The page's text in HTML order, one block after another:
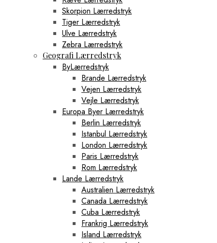
Skorpion Lærredstryk
Tiger Lærredstryk
Ulve Lærredstryk
Zebra Lærredstryk
Geografi Lærredstryk
ByLærredstryk
Brande Lærredstryk
Vejen Lærredstryk
Vejle Lærredstryk
Europa Byer Lærredstryk
Berlin Lærredstryk
Istanbul Lærredstryk
London Lærredstryk
Paris Lærredstryk
Rom Lærredstryk
Lande Lærredstryk
Australien Lærredstryk
Canada Lærredstryk
Cuba Lærredstryk
Frankrig Lærredstryk
Island Lærredstryk